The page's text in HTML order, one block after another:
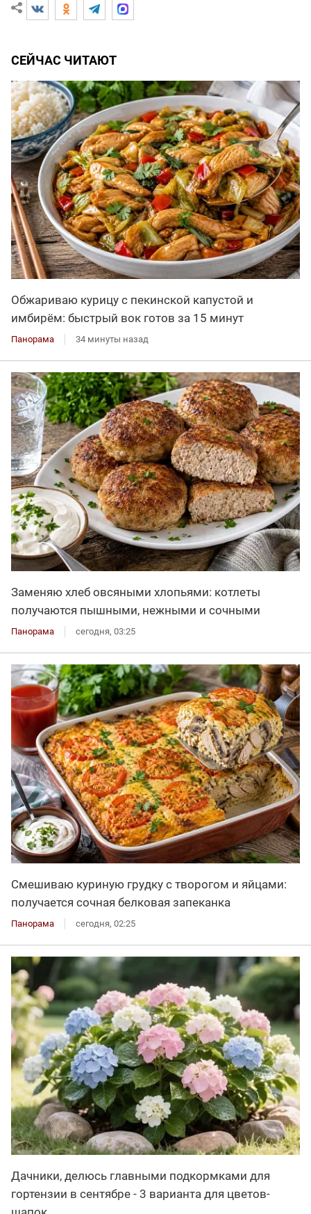
СЕЙЧАС ЧИТАЮТ
Обжариваю курицу с пекинской капустой и
имбирём: быстрый вок готов за 15 минут
Панорама 34 минуты назад
Заменяю хлеб овсяными хлопьями: котлеты
получаются пышными, нежными и сочными
Панорама сегодня, 03:25
Смешиваю куриную грудку с творогом и яйцами:
получается сочная белковая запеканка
Панорама сегодня, 02:25
Дачники, делюсь главными подкормками для
гортензии в сентябре - 3 варианта для цветов-